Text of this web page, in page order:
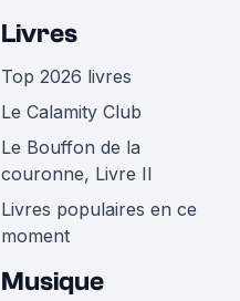
Livres
Top 2026 livres
Le Calamity Club
Le Bouffon de la
couronne, Livre II
Livres populaires en ce
moment
Musique